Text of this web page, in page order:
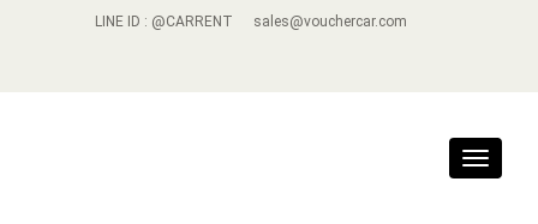
LINE ID : @CARRENT sales@vouchercar.com
Toggle